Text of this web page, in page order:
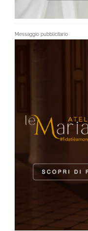
Messaggio pubblicitario